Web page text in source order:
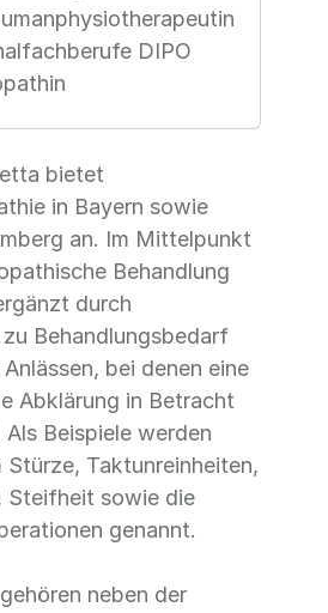
DIPO
bietet
in Bayern sowie
an. Im Mittelpunkt
Behandlung
durch
Behandlungsbedarf
bei denen eine
Abklärung in Betracht
Beispiele werden
Stürze, Taktunreinheiten,
Steifheit sowie die
genannt.
neben der